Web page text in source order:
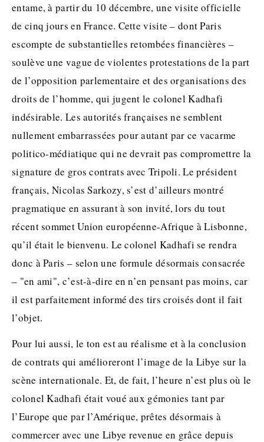
entame, à partir du 10 décembre, une visite officielle
de cinq jours en France. Cette visite – dont Paris
escompte de substantielles retombées financières –
soulève une vague de violentes protestations de la part
de l’opposition parlementaire et des organisations des
droits de l’homme, qui jugent le colonel Kadhafi
indésirable. Les autorités françaises ne semblent
nullement embarrassées pour autant par ce vacarme
politico-médiatique qui ne devrait pas compromettre la
signature de gros contrats avec Tripoli. Le président
français, Nicolas Sarkozy, s’est d’ailleurs montré
pragmatique en assurant à son invité, lors du tout
récent sommet Union européenne-Afrique à Lisbonne,
qu’il était le bienvenu. Le colonel Kadhafi se rendra
donc à Paris – selon une formule désormais consacrée
– "en ami", c’est-à-dire en n’en pensant pas moins, car
il est parfaitement informé des tirs croisés dont il fait
l’objet.
Pour lui aussi, le ton est au réalisme et à la conclusion
de contrats qui amélioreront l’image de la Libye sur la
scène internationale. Et, de fait, l’heure n’est plus où le
colonel Kadhafi était voué aux gémonies tant par
l’Europe que par l’Amérique, prêtes désormais à
commercer avec une Libye revenue en grâce depuis